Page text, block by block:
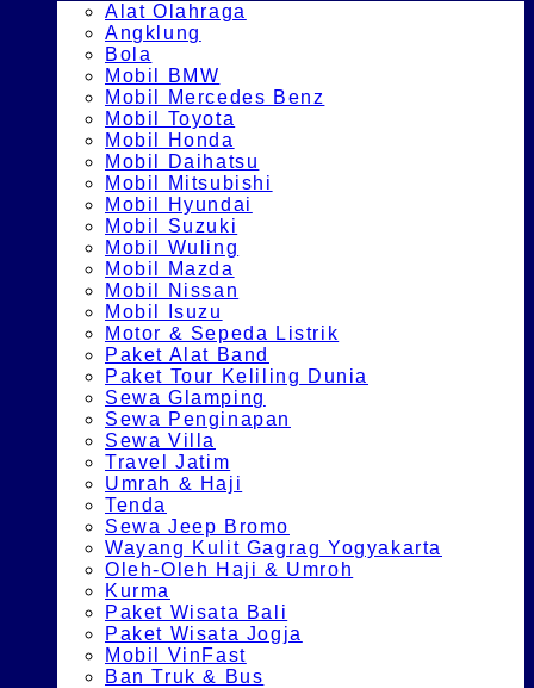
Alat Olahraga
Angklung
Bola
Mobil BMW
Mobil Mercedes Benz
Mobil Toyota
Mobil Honda
Mobil Daihatsu
Mobil Mitsubishi
Mobil Hyundai
Mobil Suzuki
Mobil Wuling
Mobil Mazda
Mobil Nissan
Mobil Isuzu
Motor & Sepeda Listrik
Paket Alat Band
Paket Tour Keliling Dunia
Sewa Glamping
Sewa Penginapan
Sewa Villa
Travel Jatim
Umrah & Haji
Tenda
Sewa Jeep Bromo
Wayang Kulit Gagrag Yogyakarta
Oleh-Oleh Haji & Umroh
Kurma
Paket Wisata Bali
Paket Wisata Jogja
Mobil VinFast
Ban Truk & Bus